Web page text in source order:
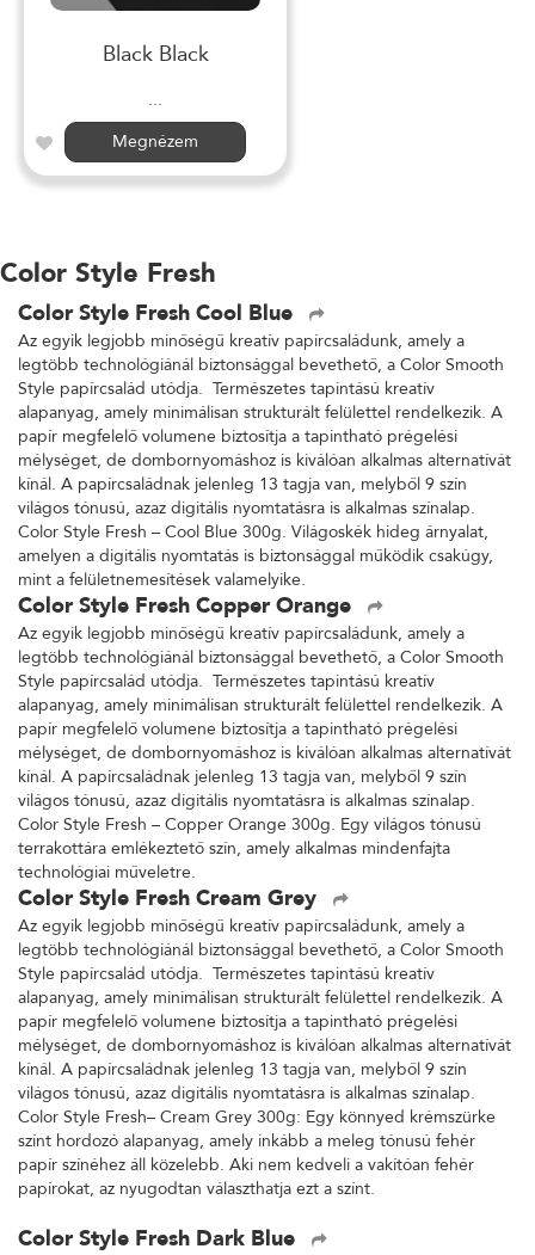
Black Black
...
Megnézem
Color Style Fresh
Color Style Fresh Cool Blue
Az egyik legjobb minőségű kreatív papírcsaládunk, amely a
legtöbb technológiánál biztonsággal bevethető, a Color Smooth
Style papírcsalád utódja. Természetes tapintású kreatív
alapanyag, amely minimálisan strukturált felülettel rendelkezik. A
papír megfelelő volumene biztosítja a tapintható prégelési
mélységet, de dombornyomáshoz is kiválóan alkalmas alternatívát
kínál. A papírcsaládnak jelenleg 13 tagja van, melyből 9 szín
világos tónusú, azaz digitális nyomtatásra is alkalmas színalap.
Color Style Fresh – Cool Blue 300g. Világoskék hideg árnyalat,
amelyen a digitális nyomtatás is biztonsággal működik csakúgy,
mint a felületnemesítések valamelyike.
Color Style Fresh Copper Orange
Az egyik legjobb minőségű kreatív papírcsaládunk, amely a
legtöbb technológiánál biztonsággal bevethető, a Color Smooth
Style papírcsalád utódja. Természetes tapintású kreatív
alapanyag, amely minimálisan strukturált felülettel rendelkezik. A
papír megfelelő volumene biztosítja a tapintható prégelési
mélységet, de dombornyomáshoz is kiválóan alkalmas alternatívát
kínál. A papírcsaládnak jelenleg 13 tagja van, melyből 9 szín
világos tónusú, azaz digitális nyomtatásra is alkalmas színalap.
Color Style Fresh – Copper Orange 300g. Egy világos tónusú
terrakottára emlékeztető szín, amely alkalmas mindenfajta
technológiai műveletre.
Color Style Fresh Cream Grey
Az egyik legjobb minőségű kreatív papírcsaládunk, amely a
legtöbb technológiánál biztonsággal bevethető, a Color Smooth
Style papírcsalád utódja. Természetes tapintású kreatív
alapanyag, amely minimálisan strukturált felülettel rendelkezik. A
papír megfelelő volumene biztosítja a tapintható prégelési
mélységet, de dombornyomáshoz is kiválóan alkalmas alternatívát
kínál. A papírcsaládnak jelenleg 13 tagja van, melyből 9 szín
világos tónusú, azaz digitális nyomtatásra is alkalmas színalap.
Color Style Fresh– Cream Grey 300g: Egy könnyed krémszürke
színt hordozó alapanyag, amely inkább a meleg tónusú fehér
papír színéhez áll közelebb. Aki nem kedveli a vakítóan fehér
papírokat, az nyugodtan választhatja ezt a színt.
Color Style Fresh Dark Blue